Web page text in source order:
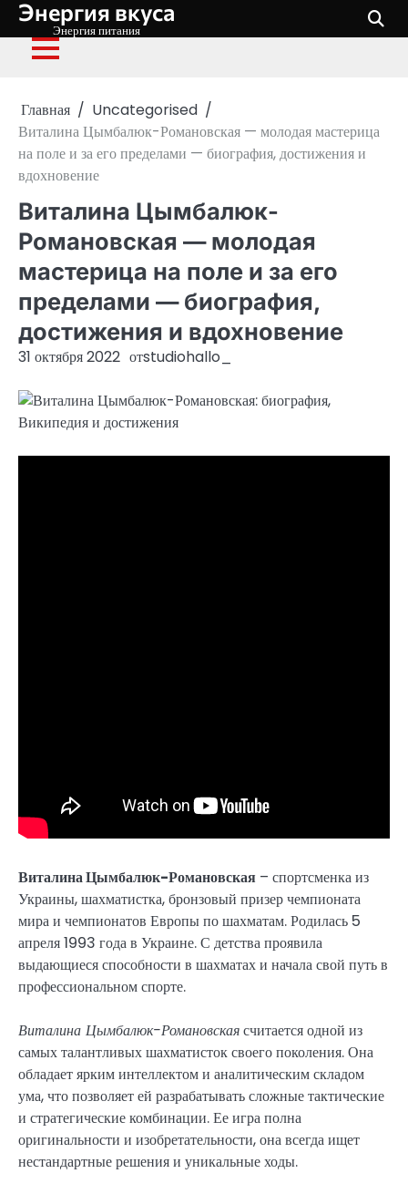
Перейти
содержимому
Энергия вкуса
Энергия питания
Главная
Uncategorised
Виталина Цымбалюк-Романовская — молодая мастерица
на поле и за его пределами — биография, достижения и
вдохновение
Виталина Цымбалюк-
Романовская — молодая
мастерица на поле и за его
пределами — биография,
достижения и вдохновение
31 октября 2022 отstudiohallo_
Виталина Цымбалюк-Романовская – спортсменка из
Украины, шахматистка, бронзовый призер чемпионата
мира и чемпионатов Европы по шахматам. Родилась 5
апреля 1993 года в Украине. С детства проявила
выдающиеся способности в шахматах и начала свой путь в
профессиональном спорте.
Виталина Цымбалюк-Романовскаясчитается одной из
самых талантливых шахматисток своего поколения. Она
обладает ярким интеллектом и аналитическим складом
ума, что позволяет ей разрабатывать сложные тактические
и стратегические комбинации. Ее игра полна
оригинальности и изобретательности, она всегда ищет
нестандартные решения и уникальные ходы.